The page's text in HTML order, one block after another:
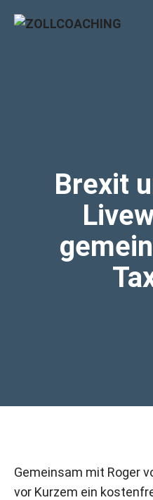
Inhalt
Brexit
Gemeinsam mit Roger
vor Kurzem ein